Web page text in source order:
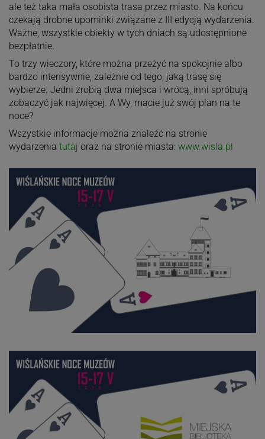
ale też taka mała osobista trasa przez miasto. Na końcu
czekają drobne upominki związane z III edycją wydarzenia.
Ważne, wszystkie obiekty w tych dniach są udostępnione
bezpłatnie.
To trzy wieczory, które można przeżyć na spokojnie albo
bardzo intensywnie, zależnie od tego, jaką trasę się
wybierze. Jedni zrobią dwa miejsca i wrócą, inni spróbują
zobaczyć jak najwięcej. A Wy, macie już swój plan na te
noce?
Wszystkie informacje można znaleźć na stronie
wydarzenia tutaj oraz na stronie miasta: www.wisla.pl